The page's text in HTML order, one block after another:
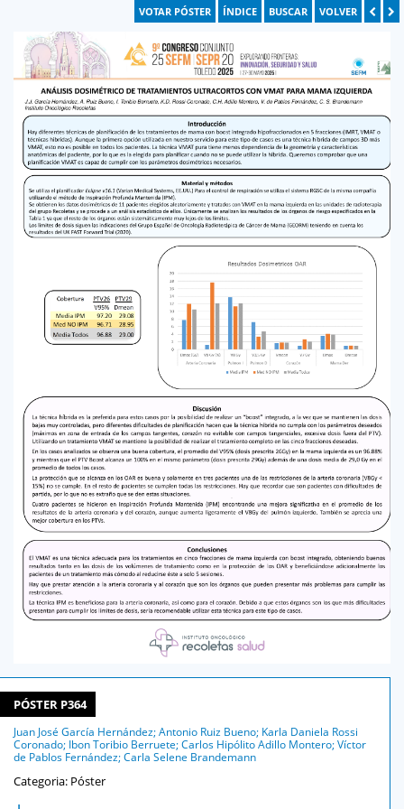
VOTAR PÓSTER ÍNDICE BUSCAR VOLVER
PÓSTER P364
Juan José García Hernández; Antonio Ruiz Bueno; Karla Daniela Rossi
Coronado; Ibon Toribio Berruete; Carlos Hipólito Adillo Montero; Víctor
de Pablos Fernández; Carla Selene Brandemann
Categoria: Póster